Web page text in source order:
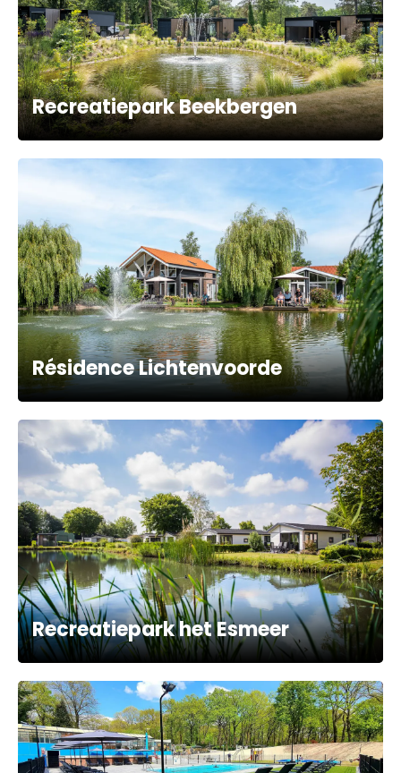
Recreatiepark Beekbergen
Résidence Lichtenvoorde
Recreatiepark het Esmeer